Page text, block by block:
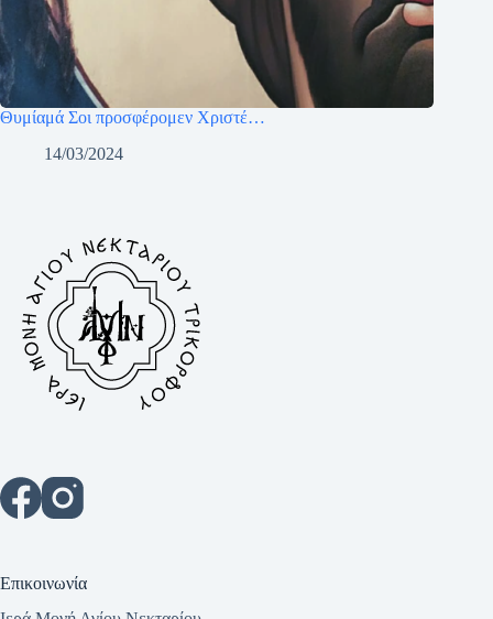
Θυμίαμά Σοι προσφέρομεν Χριστέ…
14/03/2024
Επικοινωνία